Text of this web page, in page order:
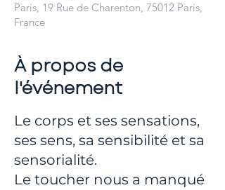
Paris, 19 Rue de Charenton, 75012 Paris,
France
À propos de
l'événement
Le corps et ses sensations,
ses sens, sa sensibilité et sa
sensorialité.
Le toucher nous a manqué